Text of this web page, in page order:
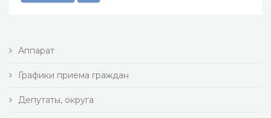
Аппарат
Графики приема граждан
Депутаты, округа